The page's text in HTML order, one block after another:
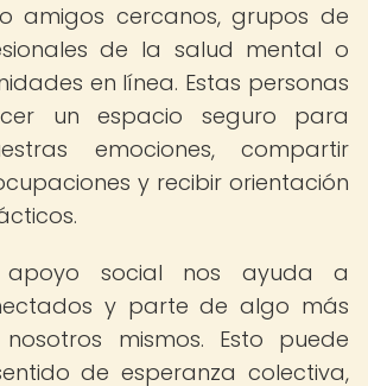
amigos cercanos, grupos de
de la salud mental o
en línea. Estas personas
un espacio seguro para
emociones, compartir
y recibir orientación
apoyo social nos ayuda a
y parte de algo más
mismos. Esto puede
de esperanza colectiva,